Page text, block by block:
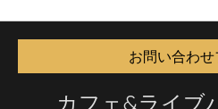
お問い合わせ
カフェ&ライブ